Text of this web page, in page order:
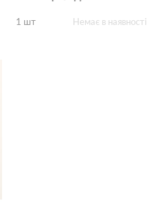
1 шт Немає в наявності